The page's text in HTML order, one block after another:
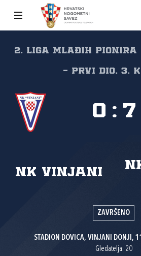
2. liga mlađih pionira
- prvi dio, 3.
NK Vinjani
0 : 7
ZAVRŠENO
STADION DOVICA, VINJANI
Gledatelja: 20